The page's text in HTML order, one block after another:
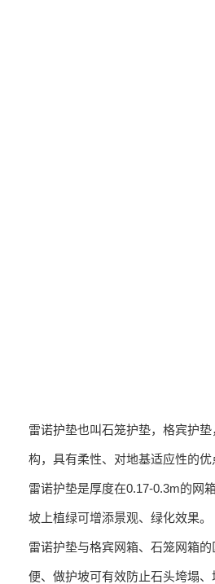
雷诺护垫也叫石笼护垫，格宾护
构，具有柔性、对地基适应性的优
雷诺护垫是厚度在0.17-0.3m的网
坡上植绿可增添景观、绿化效果。
雷诺护垫与格宾网箱、石笼网箱
便、做护坡可有效防止石头垮塌